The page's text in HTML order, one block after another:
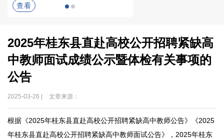
查看
2025年桂东县直赴高校公开招聘紧缺高
中教师面试成绩公示暨体检有关事项的
公告
2025-03-26 | 文章来源：
根据《2025年桂东县直赴高校公开招聘紧缺高中教师公告》《2025
年桂东县直赴高校公开招聘紧缺高中教师面试公告》，2025年桂东